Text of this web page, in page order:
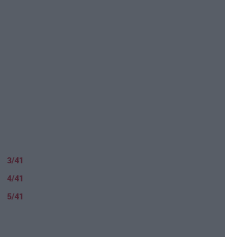
3/41
4/41
5/41